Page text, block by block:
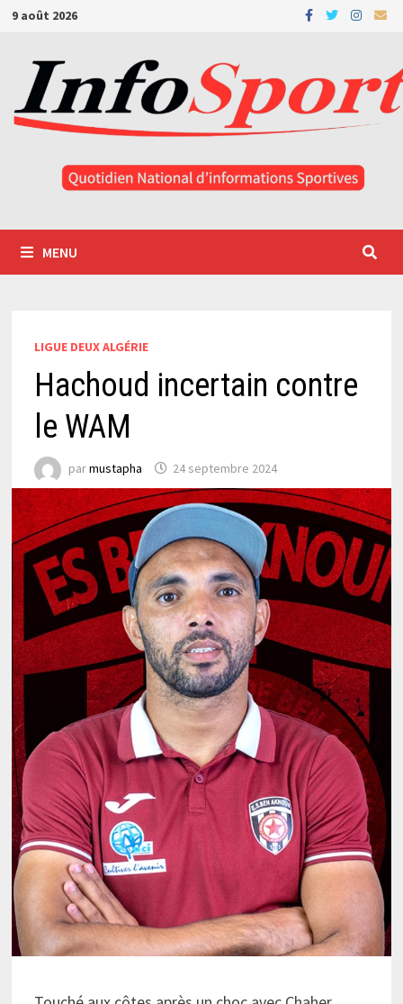
Passer
contenu
9 août 2026
MENU
LIGUE DEUX ALGÉRIE
Hachoud incertain contre
le WAM
parmustapha 24 septembre 2024